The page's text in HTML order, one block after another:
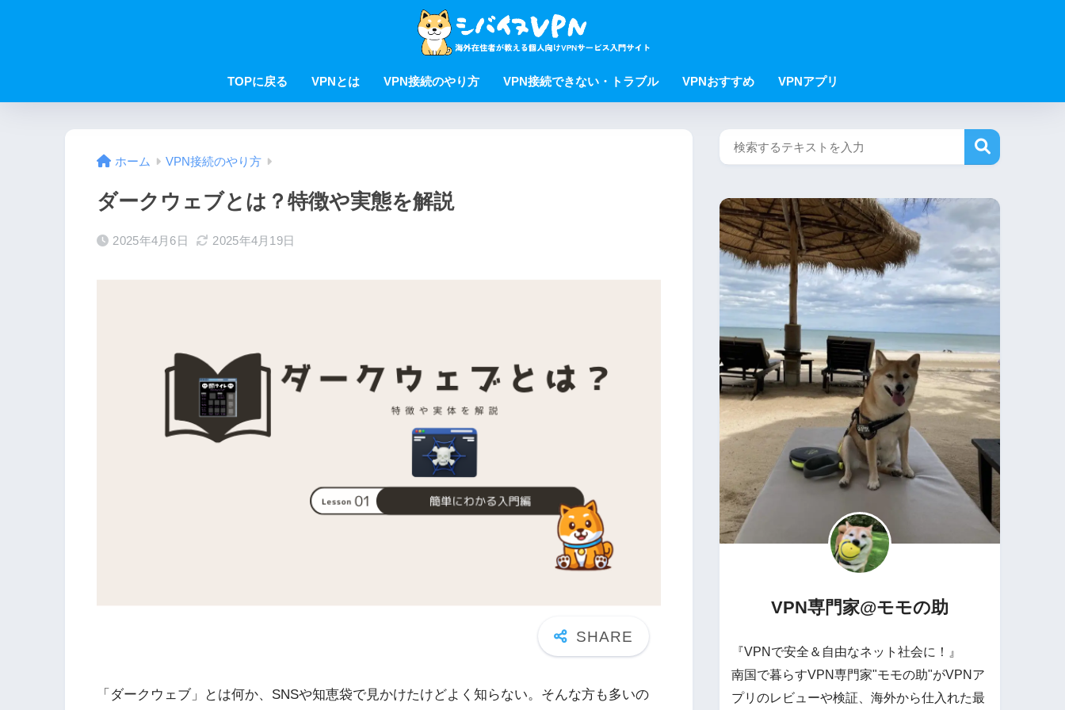
TOPに戻る VPNとは VPN接続のやり方 VPN接続できない・トラブル VPNおすすめ VPNアプリ
ホーム VPN接続のやり方
ダークウェブとは？特徴や実態を解説
2025年4月6日 2025年4月19日
「ダークウェブ」とは何か、SNSや知恵袋で見かけたけどよく知らない。そんな方も多いの
VPN専門家@モモの助
『VPNで安全＆自由なネット社会に！』
南国で暮らすVPN専門家"モモの助"がVPNア
プリのレビューや検証、海外から仕入れた最